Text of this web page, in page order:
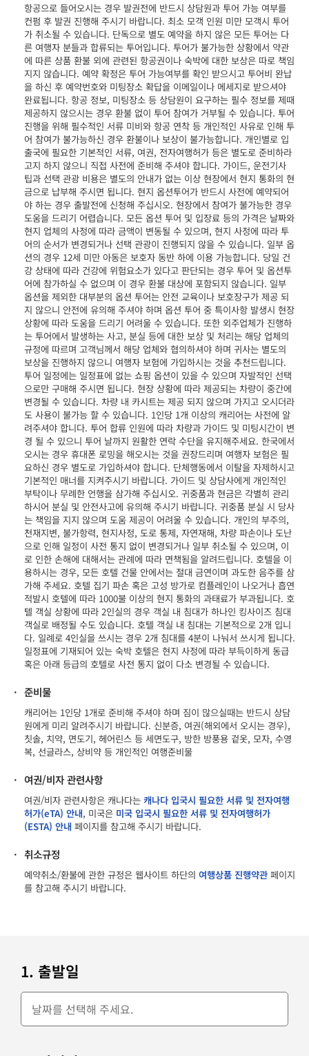
항공으로 들어오시는 경우 발권전에 반드시 상담원과 투어 가능 여부를
컨펌 후 발권 진행해 주시기 바랍니다. 최소 모객 인원 미만 모객시 투어
가 취소될 수 있습니다. 단독으로 별도 예약을 하지 않은 모든 투어는 다
른 여행자 분들과 합류되는 투어입니다. 투어가 불가능한 상황에서 약관
에 따른 상품 환불 외에 관련된 항공권이나 숙박에 대한 보상은 따로 책임
지지 않습니다. 예약 확정은 투어 가능여부를 확인 받으시고 투어비 완납
을 하신 후 예약번호와 미팅장소 확답을 이메일이나 메세지로 받으셔야
완료됩니다. 항공 정보, 미팅장소 등 상담원이 요구하는 필수 정보를 제때
제공하지 않으시는 경우 환불 없이 투어 참여가 거부될 수 있습니다. 투어
진행을 위해 필수적인 서류 미비와 항공 연착 등 개인적인 사유로 인해 투
어 참여가 불가능하신 경우 환불이나 보상이 불가능합니다. 개인별로 입
출국에 필요한 기본적인 서류, 여권, 전자여행허가 등은 별도로 준비하라
고지 하지 않으니 직접 사전에 준비해 주셔야 합니다. 가이드, 운전기사
팁과 선택 관광 비용은 별도의 안내가 없는 이상 현장에서 현지 통화의 현
금으로 납부해 주시면 됩니다. 현지 옵션투어가 반드시 사전에 예약되어
야 하는 경우 출발전에 신청해 주십시오. 현장에서 참여가 불가능한 경우
도움을 드리기 어렵습니다. 모든 옵션 투어 및 입장료 등의 가격은 날짜와
현지 업체의 사정에 따라 금액이 변동될 수 있으며, 현지 사정에 따라 투
어의 순서가 변경되거나 선택 관광이 진행되지 않을 수 있습니다. 일부 옵
션의 경우 12세 미만 아동은 보호자 동반 하에 이용 가능합니다. 당일 건
강 상태에 따라 건강에 위험요소가 있다고 판단되는 경우 투어 및 옵션투
어에 참가하실 수 없으며 이 경우 환불 대상에 포함되지 않습니다. 일부
옵션을 제외한 대부분의 옵션 투어는 안전 교육이나 보호장구가 제공 되
지 않으니 안전에 유의해 주셔야 하며 옵션 투어 중 특이사항 발생시 현장
상황에 따라 도움을 드리기 어려울 수 있습니다. 또한 외주업체가 진행하
는 투어에서 발생하는 사고, 분실 등에 대한 보상 및 처리는 해당 업체의
규정에 따르며 고객님께서 해당 업체와 협의하셔야 하며 귀사는 별도의
보상을 진행하지 않으니 여행자 보험에 가입하시는 것을 추천드립니다.
투어 일정에는 일정표에 없는 쇼핑 옵션이 있을 수 있으며 자발적인 선택
으로만 구매해 주시면 됩니다. 현장 상황에 따라 제공되는 차량이 중간에
변경될 수 있습니다. 차량 내 카시트는 제공 되지 않으며 가지고 오시더라
도 사용이 불가능 할 수 있습니다. 1인당 1개 이상의 캐리어는 사전에 알
려주셔야 합니다. 투어 합류 인원에 따라 차량과 가이드 및 미팅시간이 변
경 될 수 있으니 투어 날까지 원활한 연락 수단을 유지해주세요. 한국에서
오시는 경우 휴대폰 로밍을 해오시는 것을 권장드리며 여행자 보험은 필
요하신 경우 별도로 가입하셔야 합니다. 단체행동에서 이탈을 자제하시고
기본적인 매너를 지켜주시기 바랍니다. 가이드 및 상담사에게 개인적인
부탁이나 무례한 언행을 삼가해 주십시오. 귀중품과 현금은 각별히 관리
하시어 분실 및 안전사고에 유의해 주시기 바랍니다. 귀중품 분실 시 당사
는 책임을 지지 않으며 도움 제공이 어려울 수 있습니다. 개인의 부주의,
천재지변, 불가항력, 현지사정, 도로 통제, 자연재해, 차량 파손이나 도난
으로 인해 일정이 사전 통지 없이 변경되거나 일부 취소될 수 있으며, 이
로 인한 손해에 대해서는 관례에 따라 면책됨을 알려드립니다. 호텔을 이
용하시는 경우, 모든 호텔 건물 안에서는 절대 금연이며 과도한 음주를 삼
가해 주세요. 호텔 집기 파손 혹은 고성 방가로 컴플레인이 나오거나 흡연
적발시 호텔에 따라 1000불 이상의 현지 통화의 과태료가 부과됩니다. 호
텔 객실 상황에 따라 2인실의 경우 객실 내 침대가 하나인 킹사이즈 침대
객실로 배정될 수도 있습니다. 호텔 객실 내 침대는 기본적으로 2개 입니
다. 일례로 4인실을 쓰시는 경우 2개 침대를 4분이 나눠서 쓰시게 됩니다.
일정표에 기재되어 있는 숙박 호텔은 현지 사정에 따라 부득이하게 동급
혹은 아래 등급의 호텔로 사전 통지 없이 다소 변경될 수 있습니다.
· 준비물
캐리어는 1인당 1개로 준비해 주셔야 하며 짐이 많으실때는 반드시 상담
원에게 미리 알려주시기 바랍니다. 신분증, 여권(해외에서 오시는 경우),
칫솔, 치약, 면도기, 헤어린스 등 세면도구, 방한 방풍용 겉옷, 모자, 수영
복, 선글라스, 상비약 등 개인적인 여행준비물
· 여권/비자 관련사항
여권/비자 관련사항은 캐나다는 캐나다 입국시 필요한 서류 및 전자여행
허가(eTA) 안내, 미국은 미국 입국시 필요한 서류 및 전자여행허가
(ESTA) 안내 페이지를 참고해 주시기 바랍니다.
· 취소규정
예약취소/환불에 관한 규정은 웹사이트 하단의 여행상품 진행약관 페이지
를 참고해 주시기 바랍니다.
1. 출발일